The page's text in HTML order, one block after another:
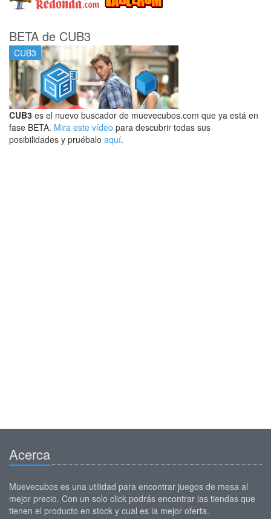
BETA de CUB3
CUB3
CUB3 es el nuevo buscador de muevecubos.com que ya está en
fase BETA. Mira este vídeo para descubrir todas sus
posibilidades y pruébalo aquí.
Acerca
Muevecubos es una utilidad para encontrar juegos de mesa al
mejor precio. Con un solo click podrás encontrar las tiendas que
tienen el producto en stock y cual es la mejor oferta.